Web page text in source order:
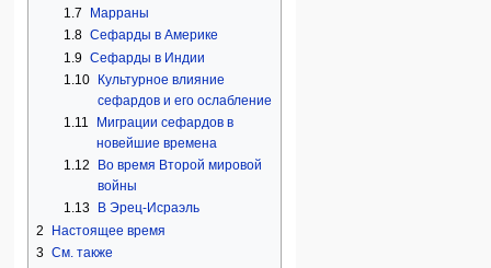
1.7
Марраны
1.8 Сефарды в Америке
1.9 Сефарды в Индии
1.10
Культурное влияние
сефардов и его ослабление
1.11
Миграции сефардов в
новейшие времена
1.12
Во время Второй мировой
войны
1.13
В Эрец-Исраэль
2
Настоящее время
3 См. также